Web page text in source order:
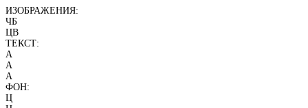
ИЗОБРАЖЕНИЯ:
ЧБ
ЦВ
ТЕКСТ:
A
A
A
ФОН:
Ц